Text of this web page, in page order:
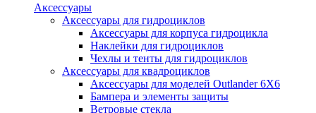
Аксессуары
Аксессуары для гидроциклов
Аксессуары для корпуса гидроцикла
Наклейки для гидроциклов
Чехлы и тенты для гидроциклов
Аксессуары для квадроциклов
Аксессуары для моделей Outlander 6X6
Бампера и элементы защиты
Ветровые стекла